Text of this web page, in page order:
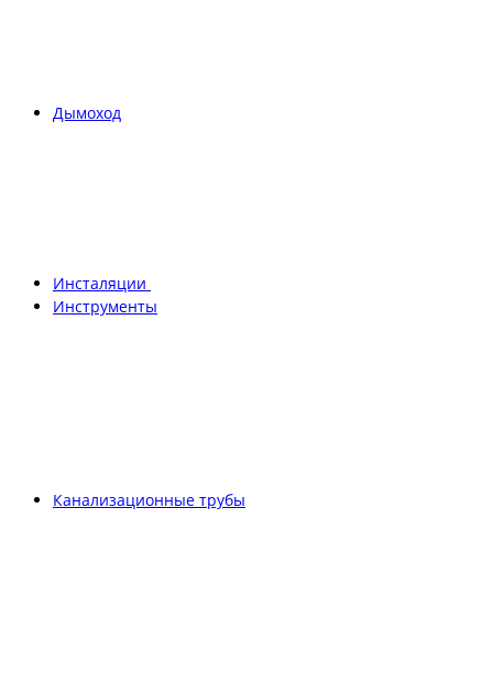
Дымоход
Инсталяции
Инструменты
Канализационные трубы